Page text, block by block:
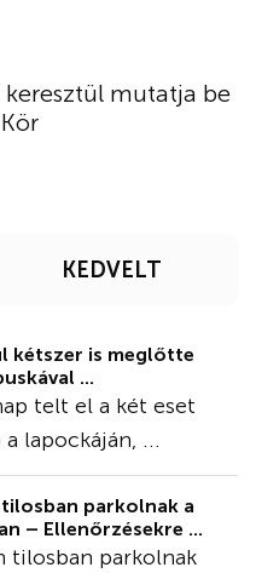
mutatja be
KEDVELT
kétszer is meglőtte
...
telt el a két eset
lapockáján, ...
tilosban parkolnak a
– Ellenőrzésekre ...
tilosban parkolnak